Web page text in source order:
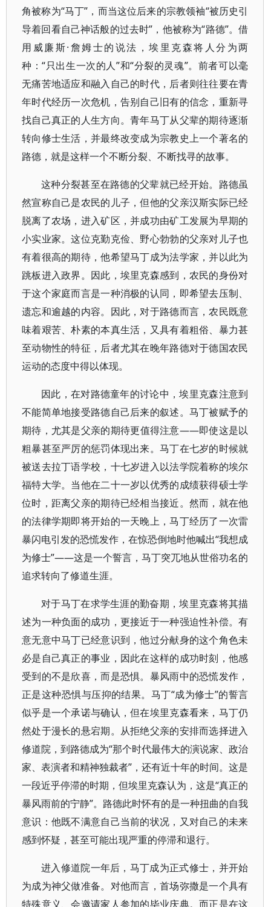
角被称为“马丁”，而当这位后来的宗教领袖“被历史引
导着回看自己神话般的过去时”，他被称为“路德”。借
用威廉斯·詹姆士的说法，埃里克森将人分为两
种：“只出生一次的人”和“分裂的灵魂”。前者可以毫
无痛苦地适应和融入自己的时代，后者则往往要在青
年时代经历一次危机，告别自己旧有的信念，重新寻
找自己真正的人生方向。青年马丁从父辈的期待逐渐
转向修士生活，并最终改变成为宗教史上一个著名的
路德，就是这样一个不断分裂、不断找寻的故事。
这种分裂甚至在路德的父辈就已经开始。路德虽
然宣称自己是农民的儿子，但他的父亲汉斯实际已经
脱离了农场，进入矿区，并成功由矿工发展为早期的
小实业家。这位克勤克俭、野心勃勃的父亲对儿子也
有着很高的期待，他希望马丁成为法学家，并以此为
跳板进入政界。因此，埃里克森感到，农民的身份对
于这个家庭而言是一种消极的认同，即希望去压制、
遗忘和逾越的内容。因此，对于路德而言，农民既意
味着艰苦、朴素的本真生活，又具有着粗俗、暴力甚
至动物性的特征，后者尤其在晚年路德对于德国农民
运动的态度中得以体现。
因此，在对路德童年的讨论中，埃里克森注意到
不能简单地接受路德自己后来的叙述。马丁被赋予的
期待，尤其是父亲的期待更值得注意——即使这是以
粗暴甚至严厉的惩罚体现出来。马丁在七岁的时候就
被送去拉丁语学校，十七岁进入以法学院着称的埃尔
福特大学。当他在二十一岁以优秀的成绩获得硕士学
位时，距离父亲的期待已经相当接近。然而，就在他
的法律学期即将开始的一天晚上，马丁经历了一次雷
暴闪电引发的恐慌发作，在惊恐倒地时他喊出“我想成
为修士”——这是一个誓言，马丁突兀地从世俗功名的
追求转向了修道生涯。
对于马丁在求学生涯的勤奋期，埃里克森将其描
述为一种负面的成功，更接近于一种强迫性补偿。有
意无意中马丁已经意识到，他过分献身的这个角色未
必是自己真正的事业，因此在这样的成功时刻，他感
受到的不是欣喜，而是恐惧。暴风雨中的恐慌发作，
正是这种恐惧与压抑的结果。马丁“成为修士”的誓言
似乎是一个承诺与确认，但在埃里克森看来，马丁仍
然处于漫长的悬宕期。从拒绝父亲的安排而选择进入
修道院，到路德成为“那个时代最伟大的演说家、政治
家、表演者和精神独裁者”，还有近十年的时间。这是
一段近乎停滞的时期，但埃里克森认为，这是“真正的
暴风雨前的宁静”。路德此时怀有的是一种扭曲的自我
意识：他既不满意自己当前的状况，又对自己的未来
感到怀疑，甚至可能出现严重的停滞和退行。
进入修道院一年后，马丁成为正式修士，并开始
为成为神父做准备。对他而言，首场弥撒是一个具有
特殊意义、会邀请家人参加的毕业庆典。而正是在这